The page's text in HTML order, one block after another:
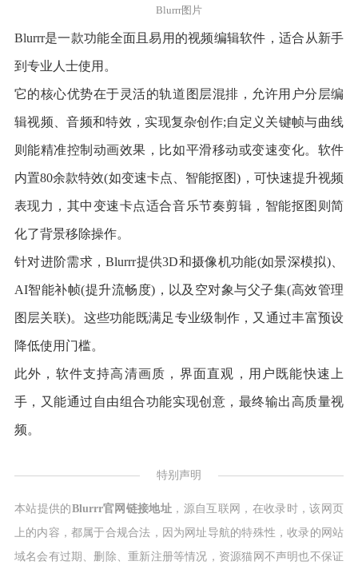
Blurrr图片
Blurrr是一款功能全面且易用的视频编辑软件，适合从新手
到专业人士使用。
它的核心优势在于灵活的轨道图层混排，允许用户分层编
辑视频、音频和特效，实现复杂创作;自定义关键帧与曲线
则能精准控制动画效果，比如平滑移动或变速变化。软件
内置80余款特效(如变速卡点、智能抠图)，可快速提升视频
表现力，其中变速卡点适合音乐节奏剪辑，智能抠图则简
化了背景移除操作。
针对进阶需求，Blurrr提供3D和摄像机功能(如景深模拟)、
AI智能补帧(提升流畅度)，以及空对象与父子集(高效管理
图层关联)。这些功能既满足专业级制作，又通过丰富预设
降低使用门槛。
此外，软件支持高清画质，界面直观，用户既能快速上
手，又能通过自由组合功能实现创意，最终输出高质量视
频。
特别声明
本站提供的Blurrr官网链接地址 ，源自互联网，在收录时，该网页
上的内容，都属于合规合法，因为网址导航的特殊性，收录的网站
域名会有过期、删除、重新注册等情况，资源猫网不声明也不保证